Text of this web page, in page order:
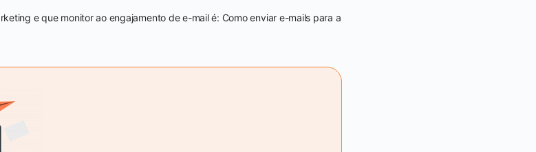
e que monitor ao engajamento de e-mail é: Como enviar e-mails para a